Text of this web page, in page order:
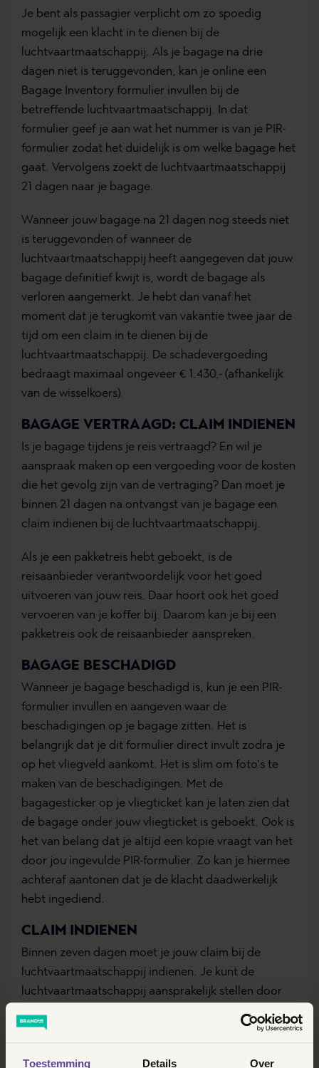
Toestemming Details Over
Je bent als passagier verplicht om zo spoedig
mogelijk een klacht in te dienen bij de
luchtvaartmaatschappij. Als je bagage na drie
dagen niet is teruggevonden, kan je online een
Bagage Inventory formulier invullen bij de
betreffende luchtvaartmaatschappij. In dat
formulier geef je aan wat het nummer is van je PIR-
formulier zodat het duidelijk is om welke bagage het
gaat. Vervolgens zoekt de luchtvaartmaatschappij
21 dagen naar je bagage.
Wanneer jouw bagage na 21 dagen nog steeds niet
is teruggevonden of wanneer de
luchtvaartmaatschappij heeft aangegeven dat jouw
bagage definitief kwijt is, wordt de bagage als
verloren aangemerkt. Je hebt dan vanaf het
moment dat je terugkomt van vakantie twee jaar de
tijd om een claim in te dienen bij de
luchtvaartmaatschappij. De schadevergoeding
bedraagt maximaal ongeveer € 1.430,- (afhankelijk
van de wisselkoers).
BAGAGE VERTRAAGD: CLAIM INDIENEN
Is je bagage tijdens je reis vertraagd? En wil je
aanspraak maken op een vergoeding voor de kosten
die het gevolg zijn van de vertraging? Dan moet je
binnen 21 dagen na ontvangst van je bagage een
claim indienen bij de luchtvaartmaatschappij.
Als je een pakketreis hebt geboekt, is de
reisaanbieder verantwoordelijk voor het goed
uitvoeren van jouw reis. Daar hoort ook het goed
vervoeren van je koffer bij. Daarom kan je bij een
pakketreis ook de reisaanbieder aanspreken.
BAGAGE BESCHADIGD
Wanneer je bagage beschadigd is, kun je een PIR-
formulier invullen en aangeven waar de
beschadigingen op je bagage zitten. Het is
belangrijk dat je dit formulier direct invult zodra je
op het vliegveld aankomt. Het is slim om foto’s te
maken van de beschadigingen. Met de
bagagesticker op je vliegticket kan je laten zien dat
de bagage onder jouw vliegticket is geboekt. Ook is
het van belang dat je altijd een kopie vraagt van het
door jou ingevulde PIR-formulier. Zo kan je hiermee
achteraf aantonen dat je de klacht daadwerkelijk
hebt ingediend.
CLAIM INDIENEN
Binnen zeven dagen moet je jouw claim bij de
luchtvaartmaatschappij indienen. Je kunt de
luchtvaartmaatschappij aansprakelijk stellen door
een aangetekende e-mail of aangetekende brief te
sturen. De schadevergoeding bedraagt maximaal